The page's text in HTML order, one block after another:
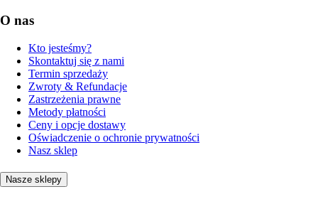
O nas
Kto jesteśmy?
Skontaktuj się z nami
Termin sprzedaży
Zwroty & Refundacje
Zastrzeżenia prawne
Metody płatności
Ceny i opcje dostawy
Oświadczenie o ochronie prywatności
Nasz sklep
Nasze sklepy